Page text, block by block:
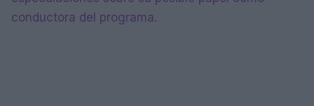
conductora del programa.